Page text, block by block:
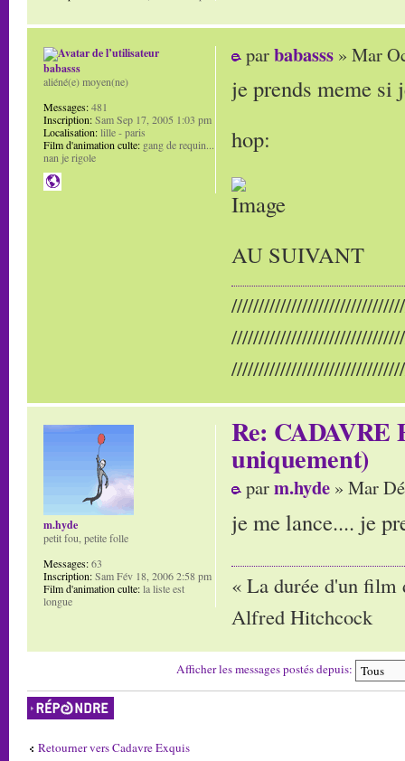
parbabasss » Mar
je prends meme si
hop:
AU SUIVANT
babasss
aliéné(e) moyen(ne)
Messages:481
Inscription:Sam Sep 17, 2005 1:03 pm
Localisation:lille - paris
Film d'animation culte: gang de requin...
nan je rigole
Re:
uniquement)
parm.hyde » Mar
je me lance.... je
« La durée d'un film
Alfred Hitchcock
m.hyde
petit fou, petite folle
Messages:63
Inscription:Sam Fév 18, 2006 2:58 pm
Film d'animation culte:la liste est
longue
Afficher les messages postés depuis:
Répondre
Retourner vers Cadavre Exquis